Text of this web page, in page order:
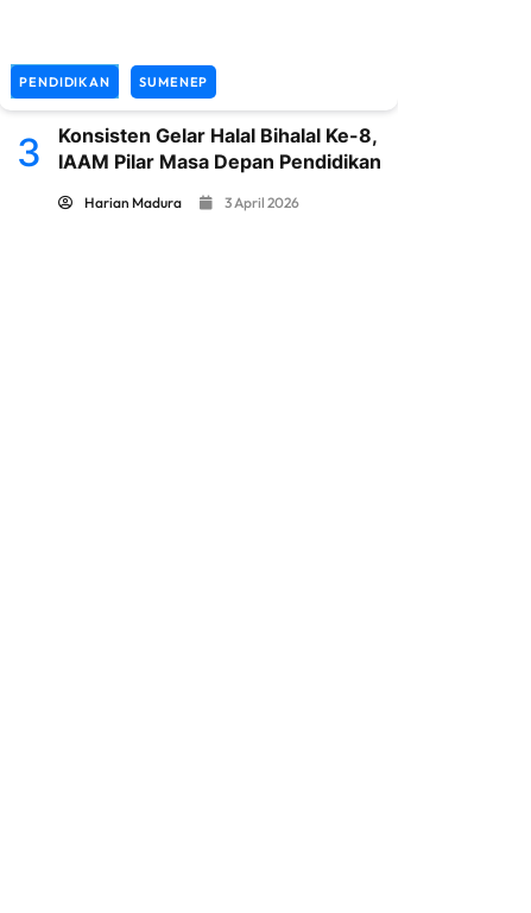
PENDIDIKAN SUMENEP
3
Konsisten Gelar Halal Bihalal Ke-8,
IAAM Pilar Masa Depan Pendidikan
Harian Madura 3 April 2026